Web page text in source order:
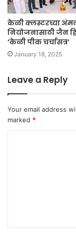
केळी क्लस्टरच्या
नियोजनासाठी जैन
‘केळी पीक चर्चासत्र’
January 18, 2025
Leave a Reply
Your email address
marked *
t